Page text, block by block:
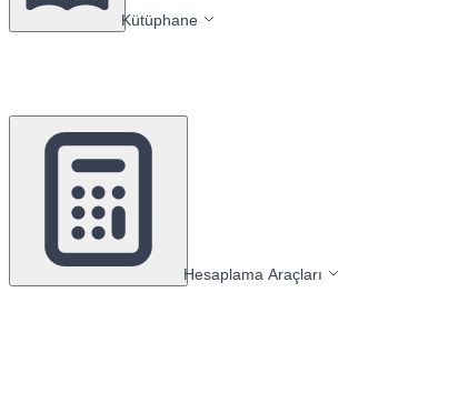
Kütüphane
Hesaplama Araçları